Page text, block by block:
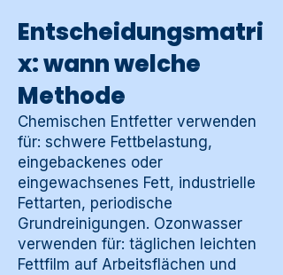
Entscheidungsmatri
x: wann welche
Methode
Chemischen Entfetter verwenden
für: schwere Fettbelastung,
eingebackenes oder
eingewachsenes Fett, industrielle
Fettarten, periodische
Grundreinigungen. Ozonwasser
verwenden für: täglichen leichten
Fettfilm auf Arbeitsflächen und